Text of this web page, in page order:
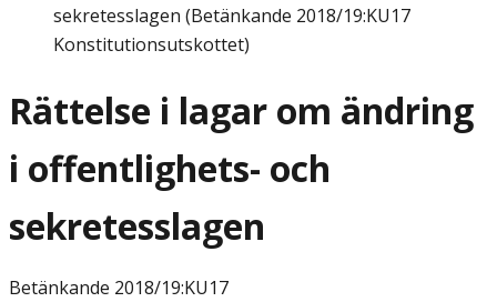
sekretesslagen (Betänkande 2018/19:KU17
Konstitutionsutskottet)
Rättelse i lagar om ändring
i offentlighets- och
sekretesslagen
Betänkande 2018/19:KU17